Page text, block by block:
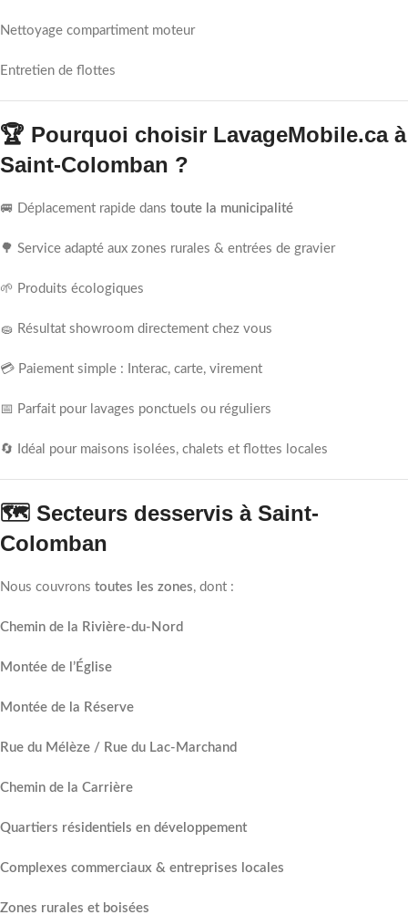
Nettoyage compartiment moteur
Entretien de flottes
🏆 Pourquoi choisir LavageMobile.ca à
Saint-Colomban ?
🚐 Déplacement rapide dans toute la municipalité
🌳 Service adapté aux zones rurales & entrées de gravier
🌱 Produits écologiques
🧽 Résultat showroom directement chez vous
💳 Paiement simple : Interac, carte, virement
📅 Parfait pour lavages ponctuels ou réguliers
🔄 Idéal pour maisons isolées, chalets et flottes locales
🗺️ Secteurs desservis à Saint-
Colomban
Nous couvrons toutes les zones, dont :
Chemin de la Rivière-du-Nord
Montée de l’Église
Montée de la Réserve
Rue du Mélèze / Rue du Lac-Marchand
Chemin de la Carrière
Quartiers résidentiels en développement
Complexes commerciaux & entreprises locales
Zones rurales et boisées